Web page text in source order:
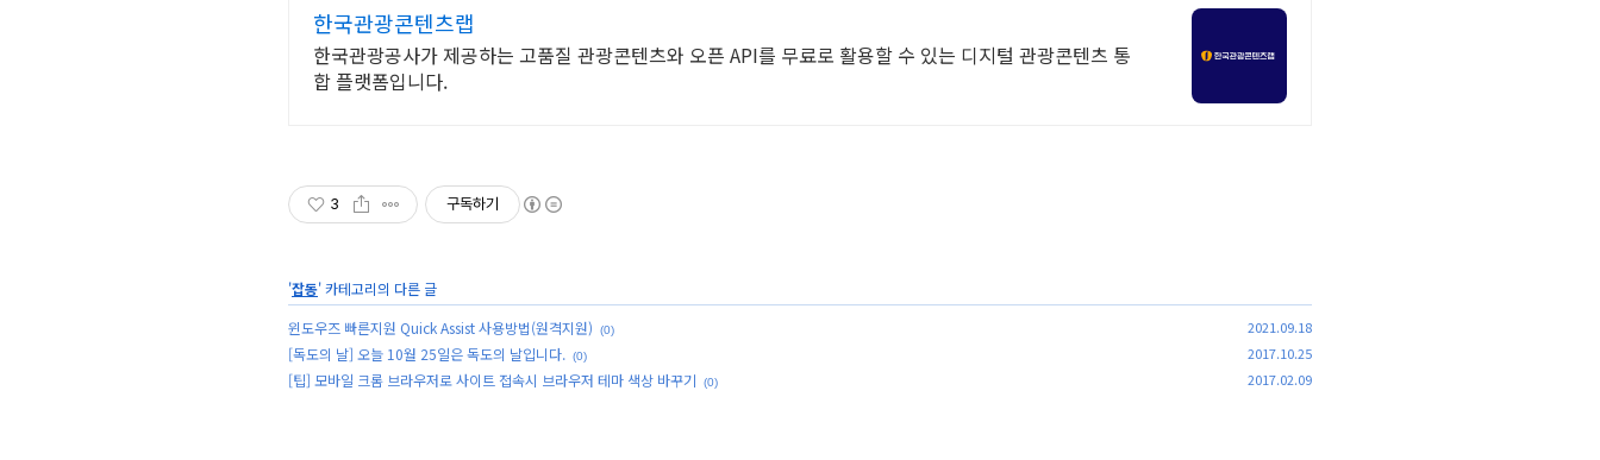
한국관광콘텐츠랩
한국관광공사가 제공하는 고품질 관광콘텐츠와 오픈 API를 무료로 활용할 수 있는 디지털 관광콘텐츠 통
합 플랫폼입니다.
3 구독하기
'잡동' 카테고리의 다른 글
윈도우즈 빠른지원 Quick Assist 사용방법(원격지원)
(0) 2021.09.18
[독도의 날] 오늘 10월 25일은 독도의 날입니다. (0) 2017.10.25
[팁] 모바일 크롬 브라우저로 사이트 접속시 브라우저 테마 색상 바꾸기 (0) 2017.02.09